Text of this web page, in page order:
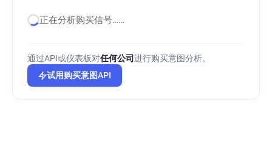
r******@expresspublishing.co.uk
v********@expresspublishing.co.uk
正在分析购买信号……
通过API或仪表板对任何公司进行购买意图分析。
试用购买意图API